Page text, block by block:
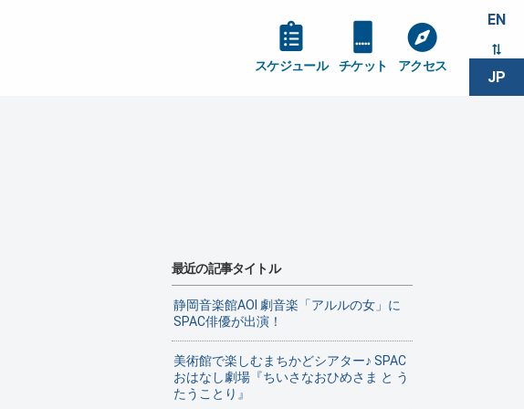
EN
JP
スケジュール チケット アクセス
最近の記事タイトル
静岡音楽館AOI 劇音楽「アルルの女」に
SPAC俳優が出演！
美術館で楽しむまちかどシアター♪ SPAC
おはなし劇場『ちいさなおひめさま と う
たうことり』